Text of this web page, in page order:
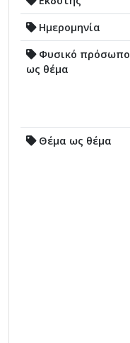
Ημερομηνία
Φυσικό πρόσωπο
ως θέμα
Θέμα ως θέμα